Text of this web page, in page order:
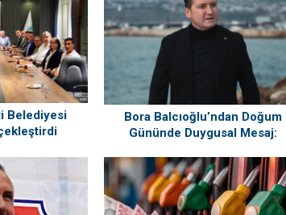
Belediyesi
Bora Balcıoğlu’ndan Doğum
Gününde Duygusal Mesaj: